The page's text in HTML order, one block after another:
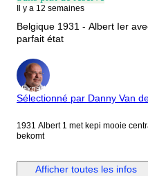
Il y a 12 semaines
Belgique 1931 - Albert Ier
parfait état
Expert
Sélectionné par Danny Van
1931 Albert 1 met kepi mooie centrage en
bekomt
Afficher toutes les infos